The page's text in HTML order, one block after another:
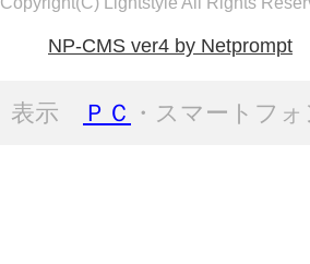
NP-CMS ver4 by Netprompt
表示 ＰＣ ・スマートフ